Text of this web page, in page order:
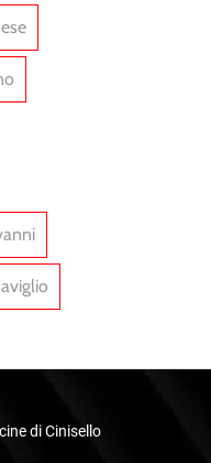
di Cinisello